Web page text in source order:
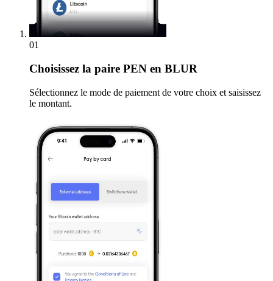
01
Choisissez la paire PEN en BLUR
Sélectionnez le mode de paiement de votre choix et saisissez
le montant.